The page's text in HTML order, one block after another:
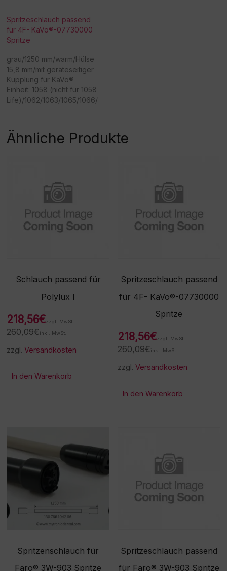
Spritzeschlauch passend
für 4F- KaVo®-07730000
Spritze
grau/1250 mm/warm/Hülse
15,8 mm/mit geräteseitiger
Kupplung für KaVo®
Einheit: 1058 (nicht für 1058
Life)/1062/1063/1065/1066/
ahme /Umtausch nicht
möglich!
Ähnliche Produkte
Schlauch passend für
Polylux I
218,56€zzgl. MwSt.
260,09€ inkl. MwSt.
zzgl.Versandkosten
In den Warenkorb
Spritzeschlauch passend
für 4F- KaVo®-07730000
Spritze
218,56€zzgl. MwSt.
260,09€ inkl. MwSt.
zzgl.Versandkosten
In den Warenkorb
Spritzenschlauch für
Faro® 3W-903 Spritze
Spritzeschlauch passend
für Faro® 3W-903 Spritze